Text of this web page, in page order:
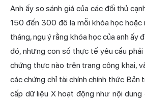
Anh ấy so sánh giá của các đối thủ
150 đến 300 đô la mỗi khóa học hoặc
tháng, ngụ ý rằng khóa học của anh
đó, nhưng con số thực tế yêu cầu phải
chứng thực nào trên trang công khai,
các chứng chỉ tài chính chính thức. Bản
cấp dữ liệu X hoạt động như nội dung